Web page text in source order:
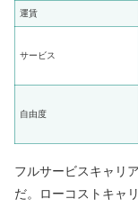
運賃
サービス
自由度
フルサービスキャリ
だ。ローコストキャ